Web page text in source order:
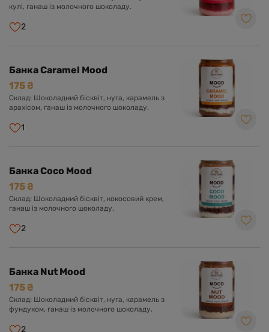
кулі, ганаш із молочного шоколаду.
2
Банка Caramel Mood
175 ₴
Склад: Шоколадний бісквіт, нуга, карамель з
арахісом, ганаш із молочного шоколаду.
1
Банка Coco Mood
175 ₴
Склад: Шоколадний бісквіт, кокосовий крем,
ганаш із молочного шоколаду.
2
Банка Nut Mood
175 ₴
Склад: Шоколадний бісквіт, нуга, карамель з
фундуком, ганаш із молочного шоколаду.
2